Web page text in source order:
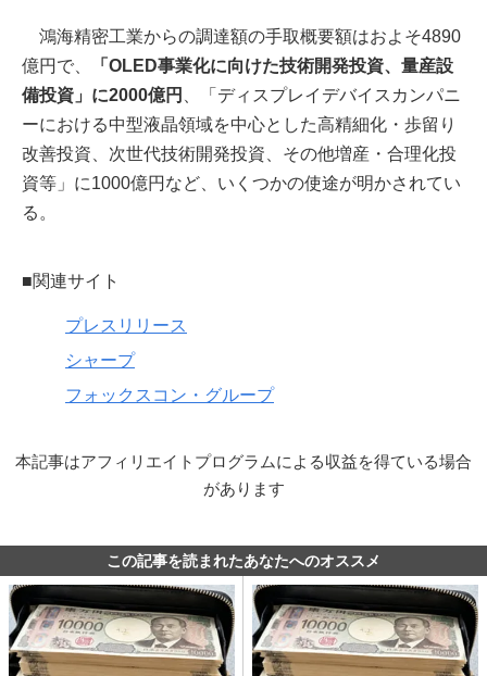
鴻海精密工業からの調達額の手取概要額はおよそ4890
億円で、
「OLED事業化に向けた技術開発投資、量産設
備投資」に2000億円
、「ディスプレイデバイスカンパニ
ーにおける中型液晶領域を中心とした高精細化・歩留り
改善投資、次世代技術開発投資、その他増産・合理化投
資等」に1000億円など、いくつかの使途が明かされてい
る。
■関連サイト
プレスリリース
シャープ
フォックスコン・グループ
本記事はアフィリエイトプログラムによる収益を得ている場合
があります
この記事を読まれたあなたへのオススメ